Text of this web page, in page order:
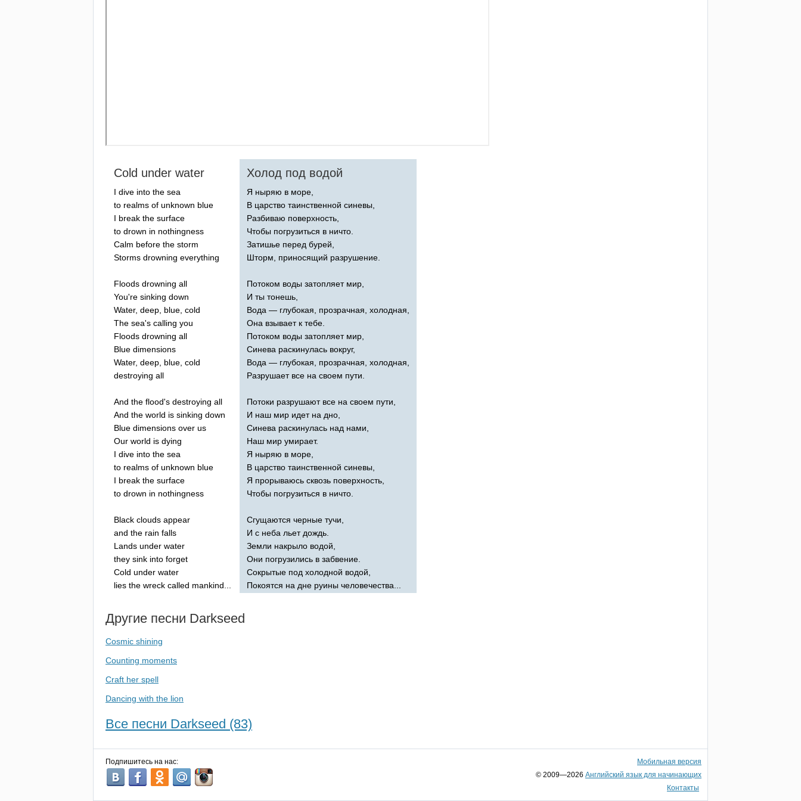
Cold under water
I dive into the sea
to realms of unknown blue
I break the surface
to drown in nothingness
Calm before the storm
Storms drowning everything
Floods drowning all
You're sinking down
Water, deep blue cold
The sea's calling you
Floods drowning all
Blue dimensions
Water, deep blue cold
destroying all
And the flood's destroying all
And the world is sinking down
Blue dimensions over us
Our world is dying
I dive into the sea
to realms of unknown blue
I break the surface
to drown in nothingness
Black clouds appear
and the rain falls
Lands under water
they sink into forget
Cold under water
lies the wreck called mankind
Холод под водой
Я ныряю в море,
В царство таинственной синевы,
Разбиваю поверхность,
Чтобы погрузиться в ничто.
Затишье перед бурей,
Шторм, приносящий разрушение.
Потоком воды затопляет мир,
И ты тонешь,
Вода — глубокая, прозрачная, холодная,
Она взывает к тебе.
Потоком воды затопляет мир,
Синева раскинулась вокруг,
Вода — глубокая, прозрачная, холодная,
Разрушает все на своем пути.
Потоки разрушают все на своем пути,
И наш мир идет на дно,
Синева раскинулась над нами,
Наш мир умирает.
Я ныряю в море,
В царство таинственной синевы,
Я прорываюсь сквозь поверхность,
Чтобы погрузиться в ничто.
Сгущаются черные тучи,
И с неба льет дождь.
Земли накрыло водой,
Они погрузились в забвение.
Сокрытые под холодной водой,
Покоятся на дне руины человечества...
Другие песни Darkseed
Cosmic shining
Counting moments
Craft her spell
Dancing with the lion
Все песни Darkseed (83)
Подпишитесь на нас:
Мобильная версия
© 2009—2026 Английский язык для начинающих
Контакты